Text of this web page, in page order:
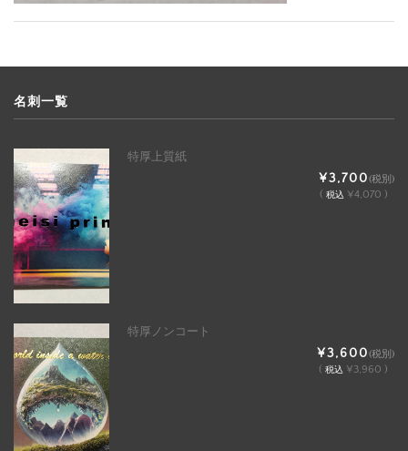
名刺一覧
特厚上質紙
¥3,700(税別)
( 税込 ¥4,070 )
特厚ノンコート
¥3,600(税別)
( 税込 ¥3,960 )